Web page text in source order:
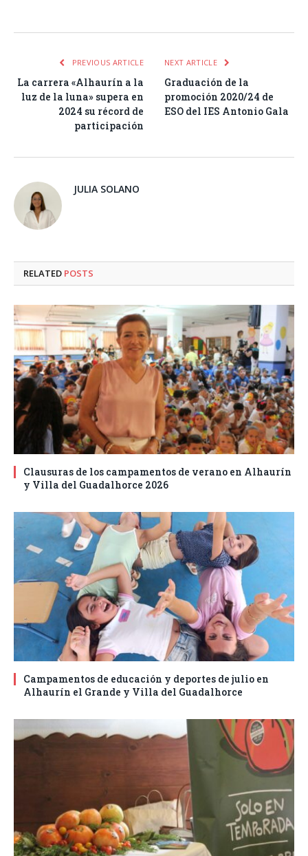
PREVIOUS ARTICLE
La carrera «Alhaurín a la
luz de la luna» supera en
2024 su récord de
participación
NEXT ARTICLE
Graduación de la
promoción 2020/24 de
ESO del IES Antonio Gala
JULIA SOLANO
RELATED POSTS
Clausuras de los campamentos de verano en Alhaurín
y Villa del Guadalhorce 2026
Campamentos de educación y deportes de julio en
Alhaurín el Grande y Villa del Guadalhorce